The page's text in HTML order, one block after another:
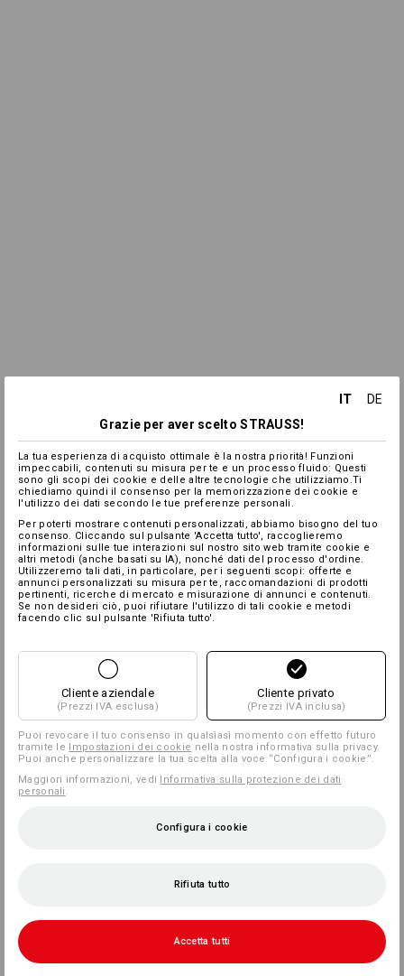
IT
DE
Grazie per aver scelto STRAUSS!
La tua esperienza di acquisto ottimale è la nostra priorità! Funzioni
impeccabili, contenuti su misura per te e un processo fluido: Questi
sono gli scopi dei cookie e delle altre tecnologie che utilizziamo.Ti
chiediamo quindi il consenso per la memorizzazione dei cookie e
l'utilizzo dei dati secondo le tue preferenze personali.
Per poterti mostrare contenuti personalizzati, abbiamo bisogno del tuo
consenso. Cliccando sul pulsante 'Accetta tutto', raccoglieremo
informazioni sulle tue interazioni sul nostro sito web tramite cookie e
altri metodi (anche basati su IA), nonché dati del processo d'ordine.
Utilizzeremo tali dati, in particolare, per i seguenti scopi: offerte e
annunci personalizzati su misura per te, raccomandazioni di prodotti
pertinenti, ricerche di mercato e misurazione di annunci e contenuti.
Se non desideri ciò, puoi rifiutare l'utilizzo di tali cookie e metodi
facendo clic sul pulsante 'Rifiuta tutto'.
Cliente aziendale
(Prezzi IVA esclusa)
Cliente privato
(Prezzi IVA inclusa)
Puoi revocare il tuo consenso in qualsiasi momento con effetto futuro
tramite le Impostazioni dei cookie nella nostra informativa sulla privacy.
Puoi anche personalizzare la tua scelta alla voce “Configura i cookie”.
Maggiori informazioni, vedi Informativa sulla protezione dei dati
personali .
Configura i cookie
Rifiuta tutto
Accetta tutti